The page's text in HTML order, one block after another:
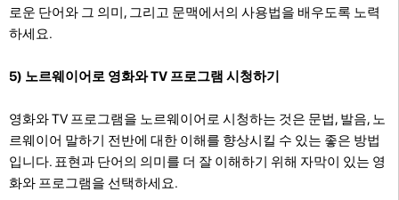
로운 단어와 그 의미, 그리고 문맥에서의 사용법을 배우도록 노력
하세요.
5) 노르웨이어로 영화와 TV 프로그램 시청하기
영화와 TV 프로그램을 노르웨이어로 시청하는 것은 문법, 발음, 노
르웨이어 말하기 전반에 대한 이해를 향상시킬 수 있는 좋은 방법
입니다. 표현과 단어의 의미를 더 잘 이해하기 위해 자막이 있는 영
화와 프로그램을 선택하세요.